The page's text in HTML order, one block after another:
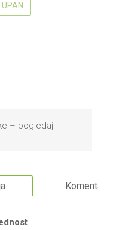
– pogledaj
Komentari